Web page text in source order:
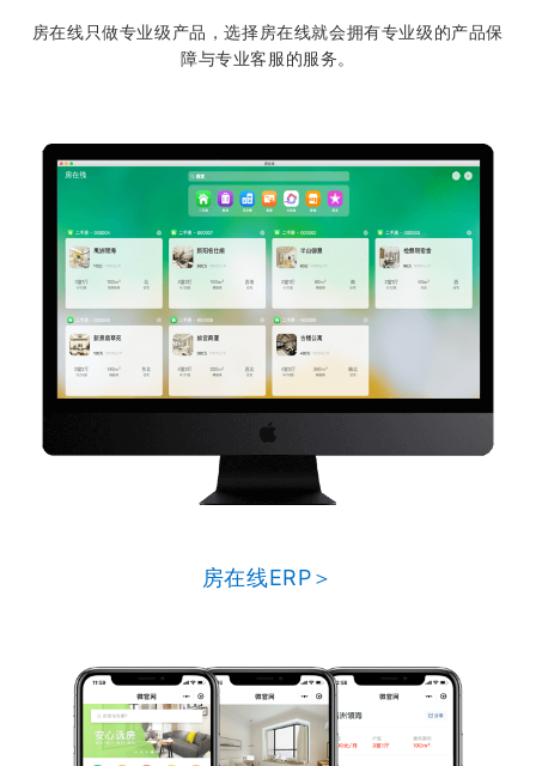
房在线只做专业级产品，选择房在线就会拥有专业级的产品保
障与专业客服的服务。
房在线ERP＞